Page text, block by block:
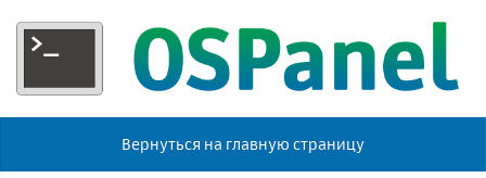
Вернуться на главную страницу